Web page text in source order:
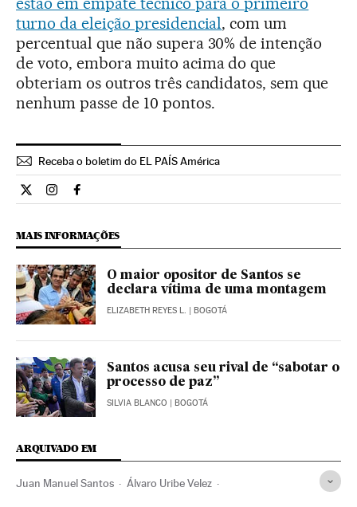
turno da eleição presidencial, com um
percentual que não supera 30% de intenção
de voto, embora muito acima do que
obteriam os outros três candidatos, sem que
nenhum passe de 10 pontos.
Receba o boletim do EL PAÍS América
Internacional El País Brasil en Twitter
Internacional El País Brasil en Instagram
Internacional El País Brasil en Facebook
MAIS INFORMAÇÕES
O maior opositor de Santos se
declara vítima de uma montagem
ELIZABETH REYES L. | BOGOTÁ
Santos acusa seu rival de “sabotar o
processo de paz”
SILVIA BLANCO | BOGOTÁ
ARQUIVADO EM
Juan Manuel Santos Álvaro Uribe Velez